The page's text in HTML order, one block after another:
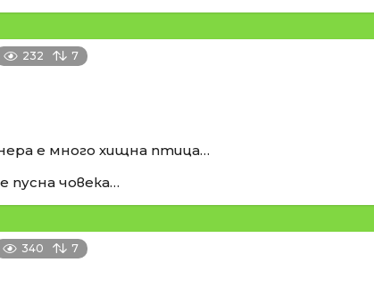
232 7
е много хищна птица…
пусна човека…
340 7